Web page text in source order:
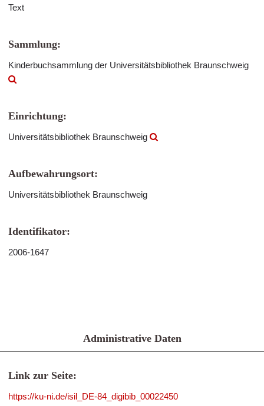
Text
Sammlung:
Kinderbuchsammlung der Universitätsbibliothek Braunschweig
Einrichtung:
Universitätsbibliothek Braunschweig
Aufbewahrungsort:
Universitätsbibliothek Braunschweig
Identifikator:
2006-1647
Administrative Daten
Link zur Seite:
https://ku-ni.de/isil_DE-84_digibib_00022450